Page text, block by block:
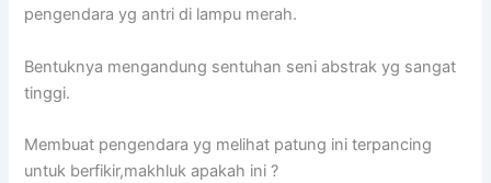
pengendara yg antri di lampu merah.
Bentuknya mengandung sentuhan seni abstrak yg sangat
tinggi.
Membuat pengendara yg melihat patung ini terpancing
untuk berfikir,makhluk apakah ini ?